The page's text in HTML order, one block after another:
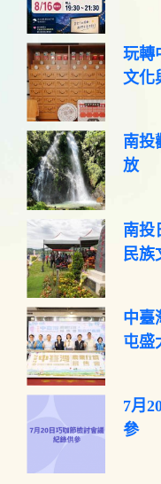
玩轉
文化
南投
放
南投
民族
中臺
屯盛
7月
參